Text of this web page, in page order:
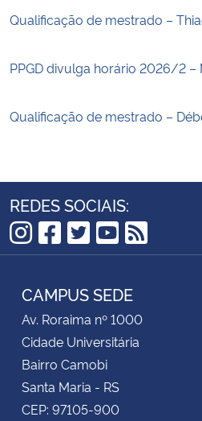
Qualificação de mestrado –
PPGD divulga horário 2026/2
Qualificação de mestrado –
REDES SOCIAIS:
Instagram
Facebook
Twitter
YouTube
RSS
CAMPUS SEDE
Av. Roraima nº 1000
Cidade Universitária
Bairro Camobi
Santa Maria - RS
CEP: 97105-900